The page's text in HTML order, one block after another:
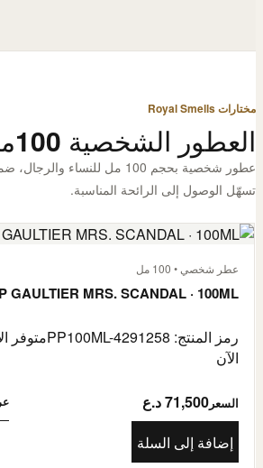
مختارات Royal Smells
العطور الشخصية 100مل
عطور شخصية بحجم 100 مل للنساء
تسهّل الوصول إلى الرائحة المناسبة.
عطر شخصي • 100 مل
GAULTIER MRS. SCANDAL · 100ML
رمز المنتج: PP100ML-4291258 متوفر
الآن
السعر 71,500 د.ع
إضافة إلى السلة